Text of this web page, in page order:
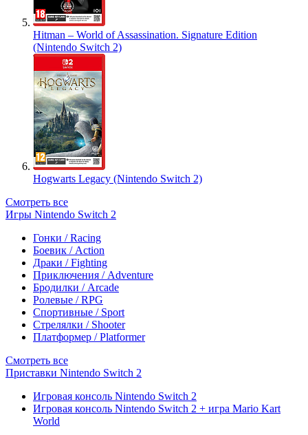
Hitman – World of Assassination. Signature Edition
(Nintendo Switch 2)
Hogwarts Legacy (Nintendo Switch 2)
Смотреть все
Игры Nintendo Switch 2
Гонки / Racing
Боевик / Action
Драки / Fighting
Приключения / Adventure
Бродилки / Arcade
Ролевые / RPG
Спортивные / Sport
Стрелялки / Shooter
Платформер / Platformer
Смотреть все
Приставки Nintendo Switch 2
Игровая консоль Nintendo Switch 2
Игровая консоль Nintendo Switch 2 + игра Mario Kart
World